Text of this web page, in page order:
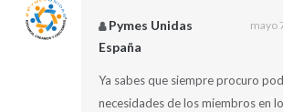
Pymes Unidas
España
mayo
Ya sabes que siempre procuro
necesidades de los miembros en